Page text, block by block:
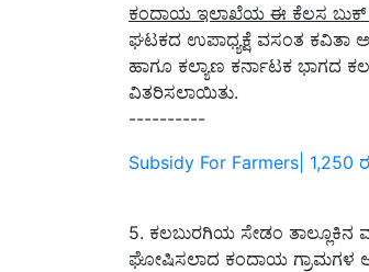
ಕಂದಾಯ ಇಲಾಖೆಯ ಈ ಕೆಲಸ ಬುಕ್‌
ಘಟಕದ ಉಪಾಧ್ಯಕ್ಷೆ ವಸಂತ
ಹಾಗೂ ಕಲ್ಯಾಣ ಕರ್ನಾಟಕ ಭಾಗದ
ವಿತರಿಸಲಾಯಿತು.
----------
Subsidy For Farmers|
5. ಕಲಬುರಗಿಯ ಸೇಡಂ ತಾಲ್ಲೂಕಿನ
ಘೋಷಿಸಲಾದ ಕಂದಾಯ ಗ್ರಾಮಗಳ